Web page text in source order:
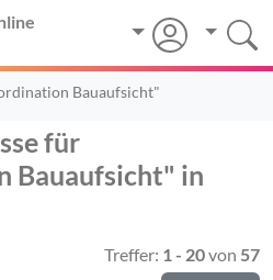
Bauaufsicht"
für
Bauaufsicht" in
Treffer: 1 - 20von 57